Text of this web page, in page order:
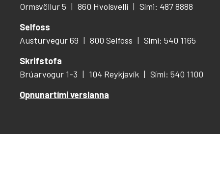
Ormsvöllur 5
860 Hvolsvelli
Sími: 487 8888
Selfoss
Austurvegur 69
800 Selfoss
Sími: 540 1165
Skrifstofa
Brúarvogur 1-3
104 Reykjavík
Sími: 540 1100
Opnunartími verslanna